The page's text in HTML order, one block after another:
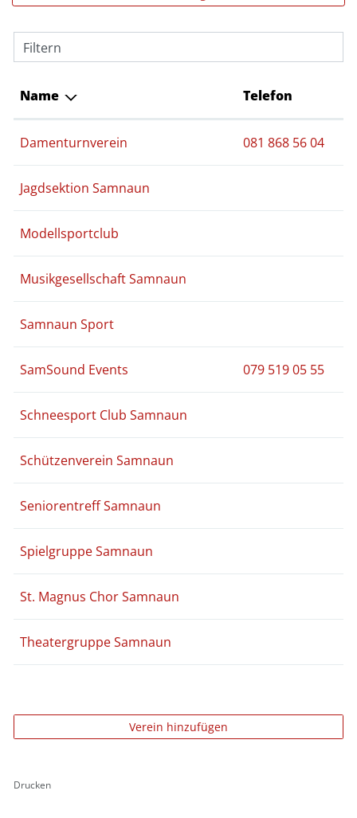
Filtern
Name Telefon
Damenturnverein 081 868 56 04
Jagdsektion Samnaun
Modellsportclub
Musikgesellschaft Samnaun
Samnaun Sport
SamSound Events 079 519 05 55
Schneesport Club Samnaun
Schützenverein Samnaun
Seniorentreff Samnaun
Spielgruppe Samnaun
St. Magnus Chor Samnaun
Theatergruppe Samnaun
Verein hinzufügen
Drucken